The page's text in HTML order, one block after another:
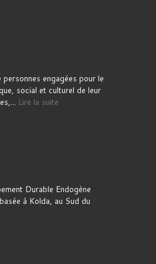
engagées pour le
social et culturel de leur
Lire la suite
Durable Endogène
à Kolda, au Sud du